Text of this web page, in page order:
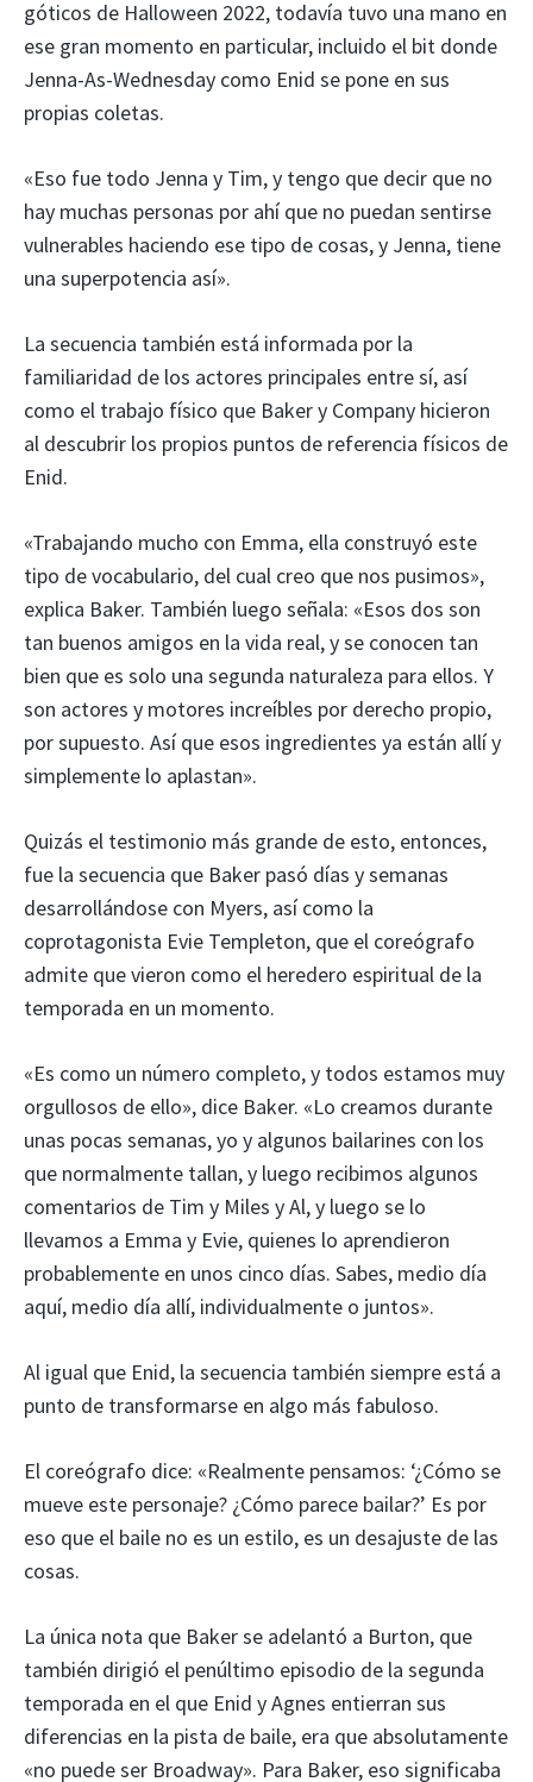
góticos de Halloween 2022, todavía tuvo una mano en
ese gran momento en particular, incluido el bit donde
Jenna-As-Wednesday como Enid se pone en sus
propias coletas.
«Eso fue todo Jenna y Tim, y tengo que decir que no
hay muchas personas por ahí que no puedan sentirse
vulnerables haciendo ese tipo de cosas, y Jenna, tiene
una superpotencia así».
La secuencia también está informada por la
familiaridad de los actores principales entre sí, así
como el trabajo físico que Baker y Company hicieron
al descubrir los propios puntos de referencia físicos de
Enid.
«Trabajando mucho con Emma, ​​ella construyó este
tipo de vocabulario, del cual creo que nos pusimos»,
explica Baker. También luego señala: «Esos dos son
tan buenos amigos en la vida real, y se conocen tan
bien que es solo una segunda naturaleza para ellos. Y
son actores y motores increíbles por derecho propio,
por supuesto. Así que esos ingredientes ya están allí y
simplemente lo aplastan».
Quizás el testimonio más grande de esto, entonces,
fue la secuencia que Baker pasó días y semanas
desarrollándose con Myers, así como la
coprotagonista Evie Templeton, que el coreógrafo
admite que vieron como el heredero espiritual de la
temporada en un momento.
«Es como un número completo, y todos estamos muy
orgullosos de ello», dice Baker. «Lo creamos durante
unas pocas semanas, yo y algunos bailarines con los
que normalmente tallan, y luego recibimos algunos
comentarios de Tim y Miles y Al, y luego se lo
llevamos a Emma y Evie, quienes lo aprendieron
probablemente en unos cinco días. Sabes, medio día
aquí, medio día allí, individualmente o juntos».
Al igual que Enid, la secuencia también siempre está a
punto de transformarse en algo más fabuloso.
El coreógrafo dice: «Realmente pensamos: ‘¿Cómo se
mueve este personaje? ¿Cómo parece bailar?’ Es por
eso que el baile no es un estilo, es un desajuste de las
cosas.
La única nota que Baker se adelantó a Burton, que
también dirigió el penúltimo episodio de la segunda
temporada en el que Enid y Agnes entierran sus
diferencias en la pista de baile, era que absolutamente
«no puede ser Broadway». Para Baker, eso significaba